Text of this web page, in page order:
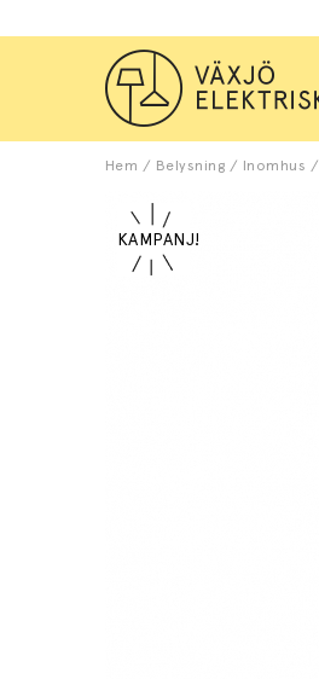
Hem / Belysning / Inomhus /